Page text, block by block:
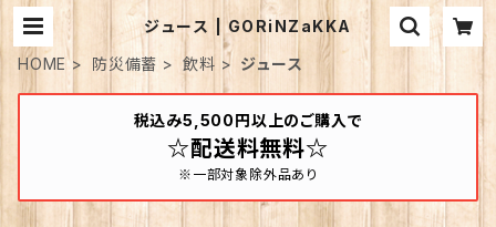
ジュース | GORiNZaKKA
HOME
防災備蓄 飲料 ジュース
税込み5,500円以上のご購入で
☆配送料無料☆
※一部対象除外品あり